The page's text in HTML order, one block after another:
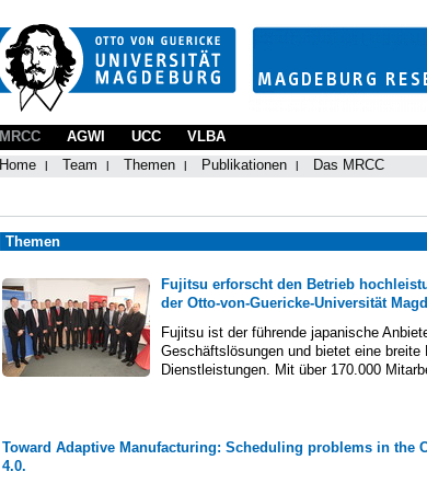
MRCC
Home
Team Themen Publikationen Das MRCC
AGWI UCC VLBA
Themen
Fujitsu erforscht den Betrieb
der Otto-von-Guericke-Universität
Fujitsu ist der führende japanische
Geschäftslösungen und bietet eine
Dienstleistungen. Mit über 170.000
Toward Adaptive Manufacturing: Scheduling problems in the
4.0.